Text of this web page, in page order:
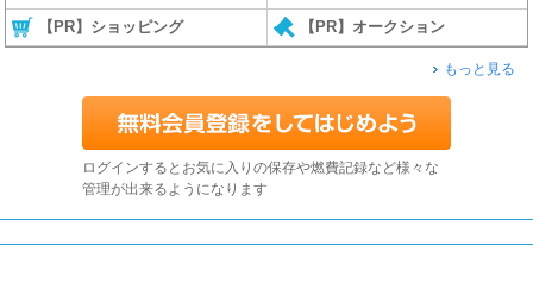
【PR】ショッピング 【PR】オークション
もっと見る
ログインするとお気に入りの保存や燃費記録など様々な
管理が出来るようになります